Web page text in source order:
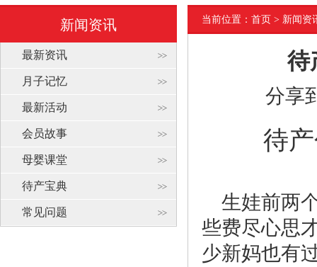
新闻资讯
最新资讯
月子记忆
最新活动
会员故事
母婴课堂
待产宝典
常见问题
当前位置： 首页 > 新闻资
待
分享
待
生娃前两
些费尽心思
少新妈也有